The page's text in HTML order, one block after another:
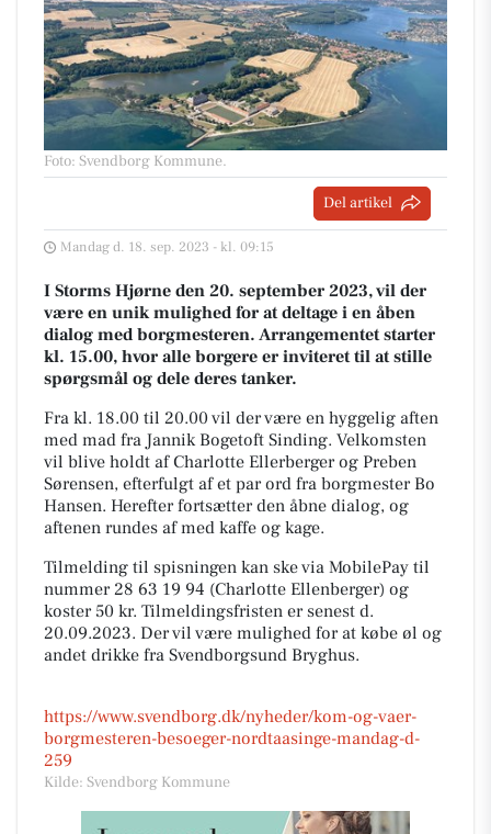
Foto: Svendborg Kommune.
Del artikel
Mandag d. 18. sep. 2023 - kl. 09:15
I Storms Hjørne den 20. september 2023, vil der
være en unik mulighed for at deltage i en åben
dialog med borgmesteren. Arrangementet starter
kl. 15.00, hvor alle borgere er inviteret til at stille
spørgsmål og dele deres tanker.
Fra kl. 18.00 til 20.00 vil der være en hyggelig aften
med mad fra Jannik Bogetoft Sinding. Velkomsten
vil blive holdt af Charlotte Ellerberger og Preben
Sørensen, efterfulgt af et par ord fra borgmester Bo
Hansen. Herefter fortsætter den åbne dialog, og
aftenen rundes af med kaffe og kage.
Tilmelding til spisningen kan ske via MobilePay til
nummer 28 63 19 94 (Charlotte Ellenberger) og
koster 50 kr. Tilmeldingsfristen er senest d.
20.09.2023. Der vil være mulighed for at købe øl og
andet drikke fra Svendborgsund Bryghus.
https://www.svendborg.dk/nyheder/kom-og-vaer-
borgmesteren-besoeger-nordtaasinge-mandag-d-
259
Kilde: Svendborg Kommune